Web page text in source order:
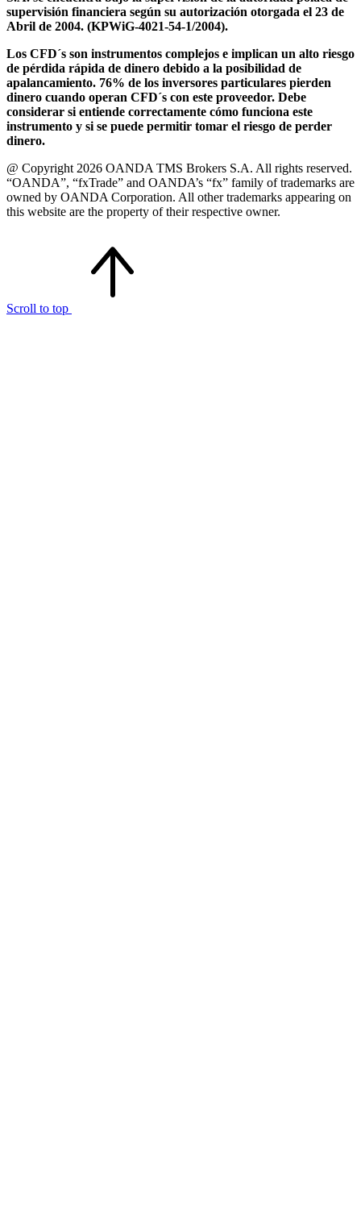
supervisión financiera según su autorización otorgada el 23 de
Abril de 2004. (KPWiG-4021-54-1/2004).
Los CFD´s son instrumentos complejos e implican un alto riesgo
de pérdida rápida de dinero debido a la posibilidad de
apalancamiento. 76% de los inversores particulares pierden
dinero cuando operan CFD´s con este proveedor. Debe
considerar si entiende correctamente cómo funciona este
instrumento y si se puede permitir tomar el riesgo de perder
dinero.
@ Copyright 2026 OANDA TMS Brokers S.A. All rights reserved.
“OANDA”, “fxTrade” and OANDA’s “fx” family of trademarks are
owned by OANDA Corporation. All other trademarks appearing on
this website are the property of their respective owner.
Scroll to top